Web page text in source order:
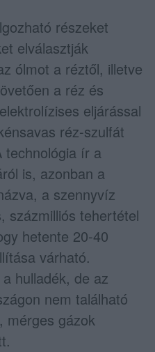
részeket
elválasztják
ólmot a réztől, illetve
a réz és
eljárással
réz-szulfát
technológia ír a
is, azonban a
a szennyvíz
százmilliós tehertétel
hetente 20-40
várható.
hulladék, de az
nem található
mérges gázok